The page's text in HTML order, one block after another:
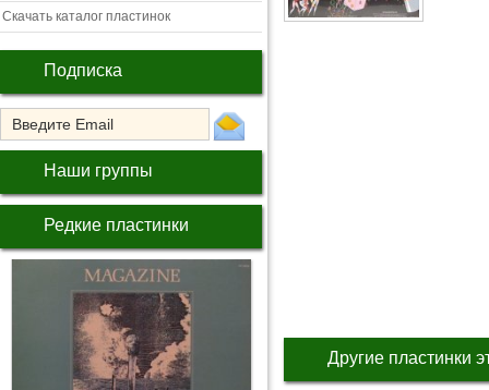
Скачать каталог пластинок
Подписка
Наши группы
Редкие пластинки
Другие пластинки